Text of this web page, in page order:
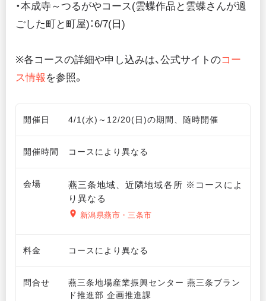
・本成寺～つるがやコース(雲蝶作品と雲蝶さんが過
ごした町と町屋)：6/7(日)
※各コースの詳細や申し込みは、公式サイトのコー
ス情報 を参照。
開催日 4/1(水)～12/20(日)の期間、随時開催
開催時間 コースにより異なる
会場
燕三条地域、近隣地域各所 ※コースによ
り異なる
新潟県燕市・三条市
料金 コースにより異なる
問合せ
燕三条地場産業振興センター 燕三条ブラン
ド推進部 企画推進課